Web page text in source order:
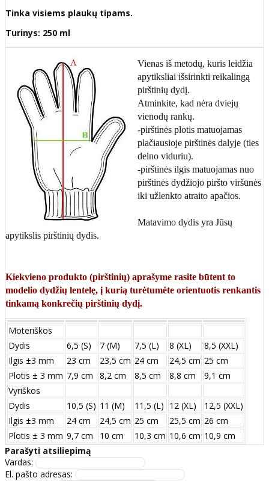
Tinka visiems plaukų tipams.
Turinys: 250 ml
Vienas iš metodų, kuris leidžia
apytiksliai išsirinkti reikalingą
pirštinių dydį.
Atminkite, kad nėra dviejų
vienodų rankų.
-pirštinės plotis matuojamas
plačiausioje pirštinės dalyje (ties
delno viduriu).
-pirštinės ilgis matuojamas nuo
pirštinės dydžiojo piršto viršūnės
iki užlenkto atraito apačios.
Matavimo dydis yra Jūsų
apytikslis pirštinių dydis.
Kiekvieno produkto (pirštinių) aprašyme rasite būtent to
modelio dydžių lentelę, į kurią turėtumėte orientuotis renkantis
tinkamą konkrečių pirštinių dydį.
Moteriškos
Dydis
6,5 (S) 7 (M) 7,5 (L) 8 (XL)
8,5 (XXL)
Ilgis ±3 mm
23 cm 23,5 cm 24 cm 24,5 cm 25 cm
Plotis ± 3 mm 7,9 cm 8,2 cm 8,5 cm 8,8 cm
9,1 cm
Vyriškos
Dydis
10,5 (S) 11 (M) 11,5 (L) 12 (XL)
12,5 (XXL)
Ilgis ±3 mm
24 сm 24,5 сm 25 сm 25,5 сm 26 сm
Plotis ± 3 mm 9,7 сm 10 сm 10,3 сm 10,6 сm 10,9 сm
Parašyti atsiliepimą
Vardas:
El. pašto adresas: